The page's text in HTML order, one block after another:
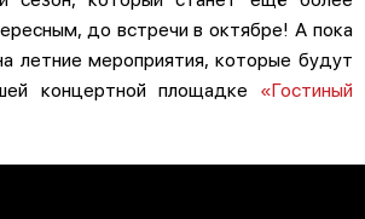
до встречи в октябре! А пока
летние мероприятия, которые будут
концертной площадке «Гостиный